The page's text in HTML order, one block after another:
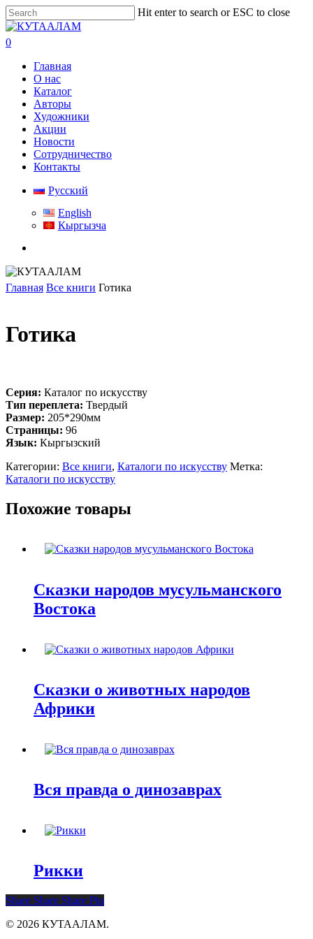
Skip
to
main
content
Hit enter to search or ESC to close
Close
Search
search
0
Главная
О нас
Каталог
Авторы
Художники
Акции
Новости
Сотрудничество
Контакты
Русский
English
Кыргызча
Главная Все книги Готика
Готика
Серия: Каталог по искусству
Тип переплета: Твердый
Размер: 205*290мм
Страницы: 96
Язык: Кыргызский
Категории: Все книги, Каталоги по искусству Метка:
Каталоги по искусству
Похожие товары
Сказки народов мусульманского
Востока
Сказки о животных народов
Африки
Вся правда о динозаврах
Рикки
Share Share Share Pin
© 2026 КУТААЛАМ.